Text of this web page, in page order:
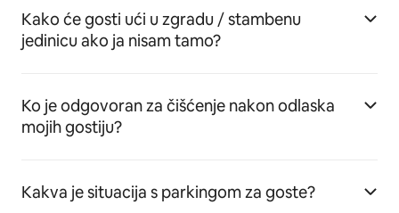
Kako će gosti ući u zgradu / stambenu
jedinicu ako ja nisam tamo?
Ko je odgovoran za čišćenje nakon odlaska
mojih gostiju?
Kakva je situacija s parkingom za goste?